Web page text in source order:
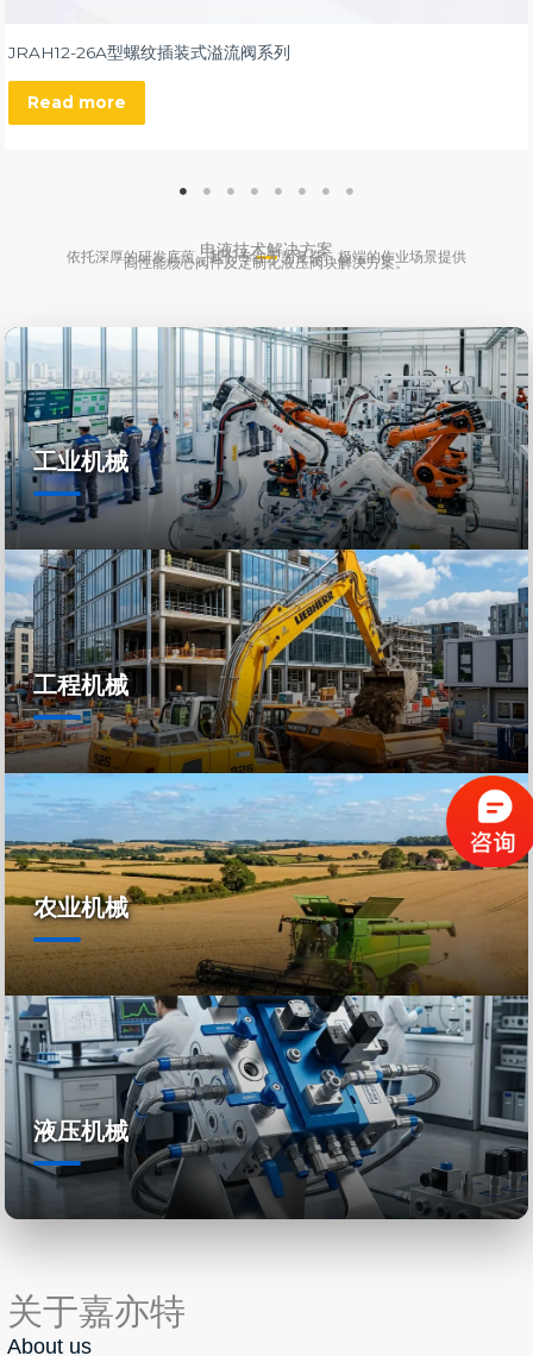
JRAH12-26A型螺纹插装式溢流阀系列
Read more
电液技术解决方案
依托深厚的研发底蕴，我们专注于为复杂、极端的作业场景提供
高性能核心阀件及定制化液压阀块解决方案。
工业机械
工程机械
农业机械
液压机械
关于嘉亦特
About us